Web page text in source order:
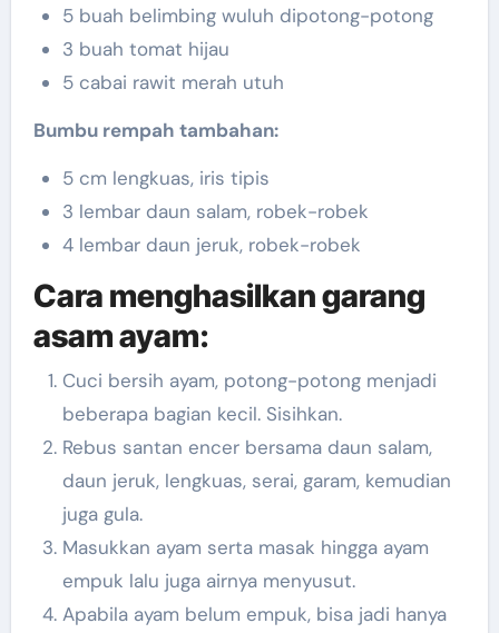
5 buah belimbing wuluh dipotong-potong
3 buah tomat hijau
5 cabai rawit merah utuh
Bumbu rempah tambahan:
5 cm lengkuas, iris tipis
3 lembar daun salam, robek-robek
4 lembar daun jeruk, robek-robek
Cara menghasilkan garang
asam ayam:
Cuci bersih ayam, potong-potong menjadi
beberapa bagian kecil. Sisihkan.
Rebus santan encer bersama daun salam,
daun jeruk, lengkuas, serai, garam, kemudian
juga gula.
Masukkan ayam serta masak hingga ayam
empuk lalu juga airnya menyusut.
Apabila ayam belum empuk, bisa jadi hanya